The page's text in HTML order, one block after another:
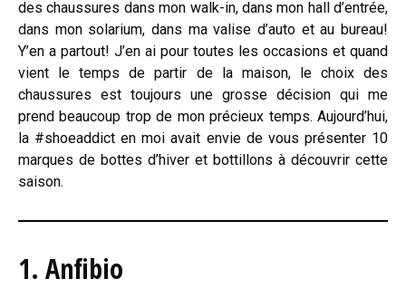
des chaussures dans mon walk-in, dans mon hall d’entrée,
dans mon solarium, dans ma valise d’auto et au bureau!
Y’en a partout! J’en ai pour toutes les occasions et quand
vient le temps de partir de la maison, le choix des
chaussures est toujours une grosse décision qui me
prend beaucoup trop de mon précieux temps. Aujourd’hui,
la #shoeaddict en moi avait envie de vous présenter 10
marques de bottes d’hiver et bottillons à découvrir cette
saison.
1. Anfibio